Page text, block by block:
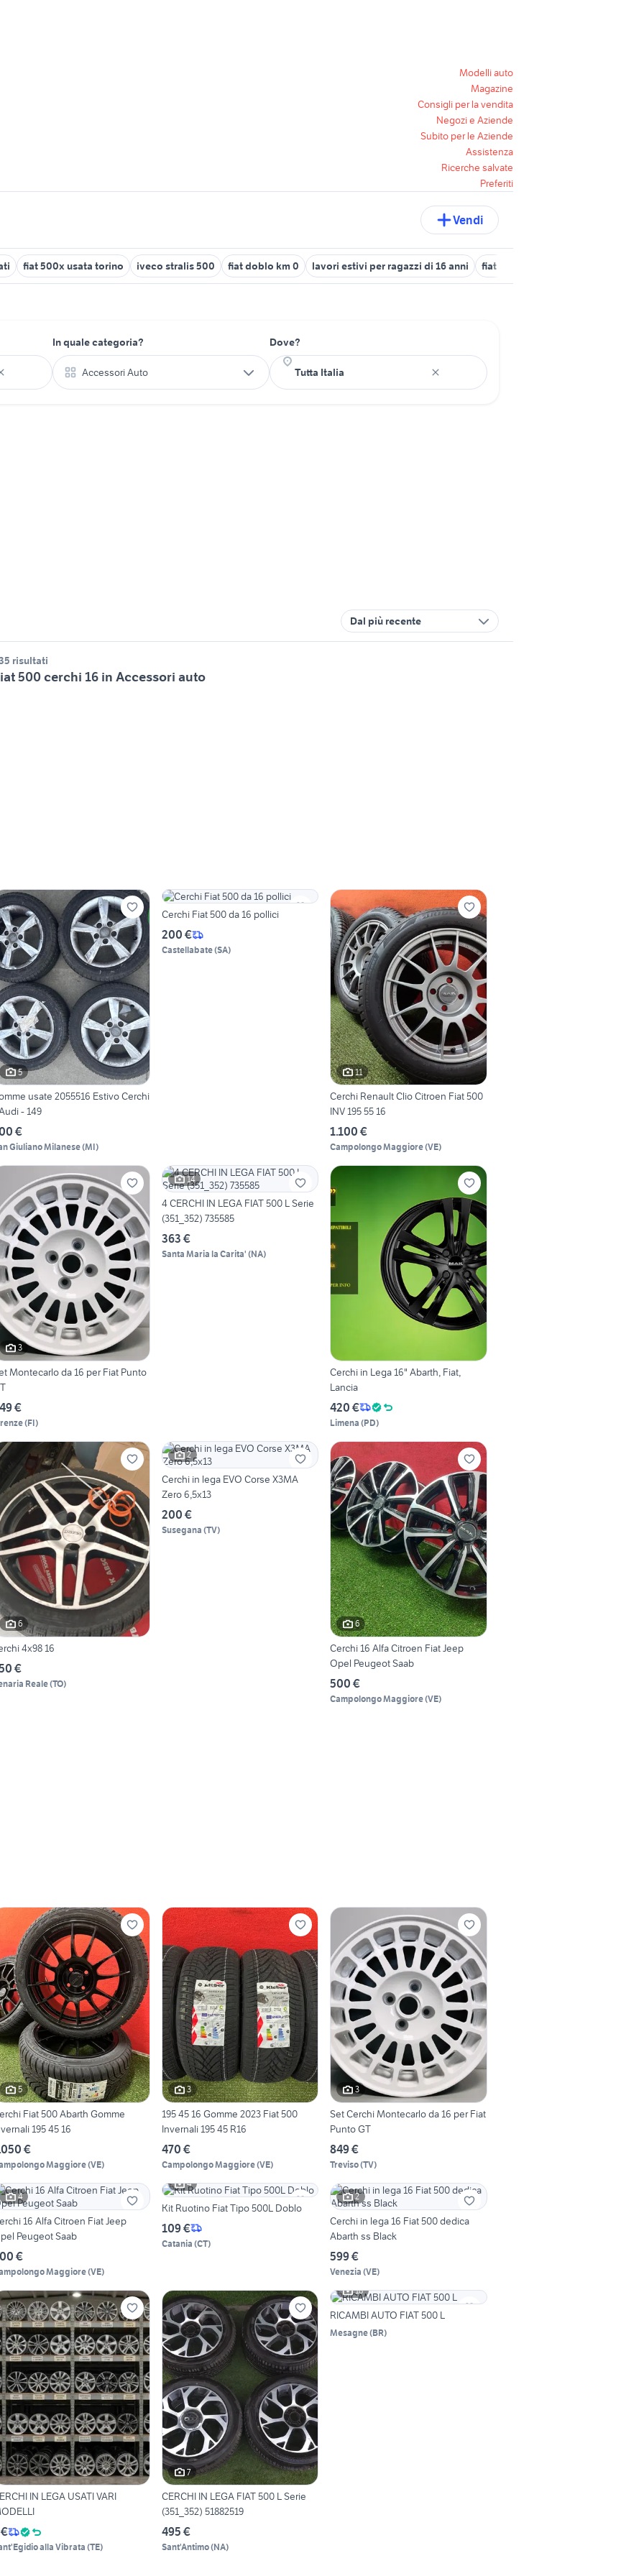
Modelli auto
Magazine
Consigli per la vendita
Negozi e Aziende
Subito per le Aziende
Assistenza
Ricerche salvate
Preferiti
Vendi
fiat 500x usata torino iveco stralis 500 fiat doblo km 0 lavori estivi per ragazzi di 16 anni fiat 238 auto
In quale categoria?
Accessori Auto
Dove?
Dal più recente
risultati
500 cerchi 16 in Accessori auto
5
usate 2055516 Estivo Cerchi
- 149
€
Giuliano Milanese(MI)
Cerchi Fiat 500 da 16 pollici
200 €
Castellabate(SA)
11
Cerchi Renault Clio Citroen Fiat 500
INV 195 55 16
1.100 €
Campolongo Maggiore(VE)
3
Montecarlo da 16 per Fiat Punto
€
(FI)
14
4 CERCHI IN LEGA FIAT 500 L Serie
(351_352) 735585
363 €
Santa Maria la Carita' (NA)
Cerchi in Lega 16" Abarth, Fiat,
Lancia
420 €
Limena (PD)
6
4x98 16
€
Reale(TO)
2
Cerchi in lega EVO Corse X3MA
Zero 6,5x13
200 €
Susegana (TV)
6
Cerchi 16 Alfa Citroen Fiat Jeep
Opel Peugeot Saab
500 €
Campolongo Maggiore(VE)
5
Fiat 500 Abarth Gomme
195 45 16
€
Maggiore(VE)
3
195 45 16 Gomme 2023 Fiat 500
Invernali 195 45 R16
470 €
Campolongo Maggiore(VE)
3
Set Cerchi Montecarlo da 16 per Fiat
Punto GT
849 €
Treviso(TV)
4
16 Alfa Citroen Fiat Jeep
Peugeot Saab
€
Maggiore(VE)
4
Kit Ruotino Fiat Tipo 500L Doblo
109 €
Catania (CT)
2
Cerchi in lega 16 Fiat 500 dedica
Abarth ss Black
599 €
Venezia (VE)
IN LEGA USATI VARI
alla Vibrata (TE)
7
CERCHI IN LEGA FIAT 500 L Serie
(351_352) 51882519
495 €
Sant'Antimo(NA)
18
RICAMBI AUTO FIAT 500 L
Mesagne(BR)